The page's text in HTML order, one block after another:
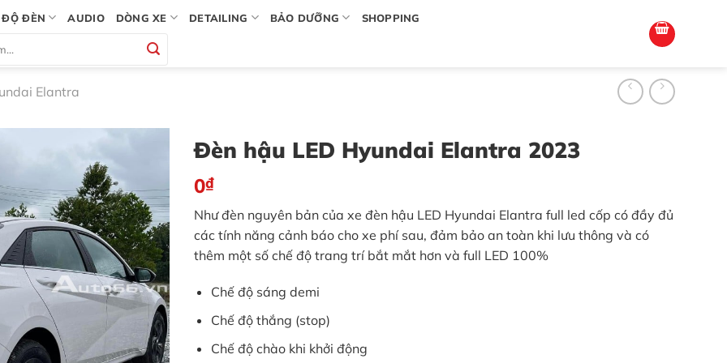
ĐỘ ĐÈN AUDIO DÒNG XE DETAILING BẢO DƯỠNG SHOPPING
Elantra
Đèn hậu LED Hyundai Elantra 2023
0₫
Như đèn nguyên bản của xe đèn hậu LED Hyundai Elantra full led cốp có đầy đủ
các tính năng cảnh báo cho xe phí sau, đảm bảo an toàn khi lưu thông và có
thêm một số chế độ trang trí bắt mắt hơn và full LED 100%
Chế độ sáng demi
Chế độ thắng (stop)
Chế độ chào khi khởi động